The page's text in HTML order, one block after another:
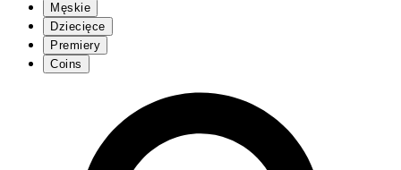
Męskie
Dziecięce
Premiery
Coins